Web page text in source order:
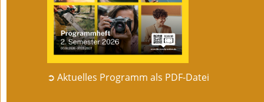
➲ Aktuelles Programm als PDF-Datei